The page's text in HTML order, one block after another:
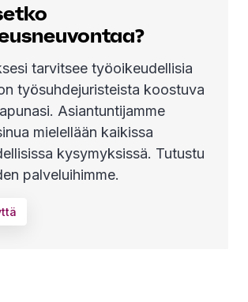
tarvitsee työoikeudellisia
työsuhdejuristeista koostuva
Asiantuntijamme
mielellään kaikissa
kysymyksissä. Tutustu
palveluihimme.